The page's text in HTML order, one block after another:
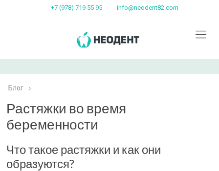
+7 (978) 719 55 95 info@neodent82.com
Блог ›
Растяжки во время
беременности
Что такое растяжки и как они
образуются?